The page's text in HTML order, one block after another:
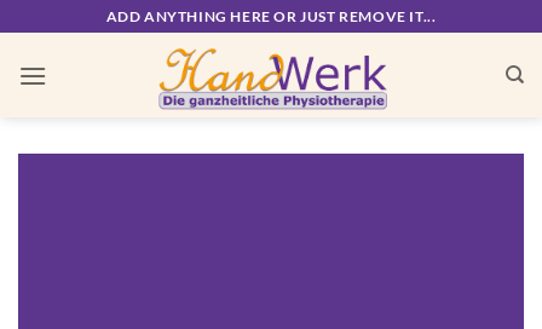
springen
ADD ANYTHING HERE OR JUST REMOVE IT...